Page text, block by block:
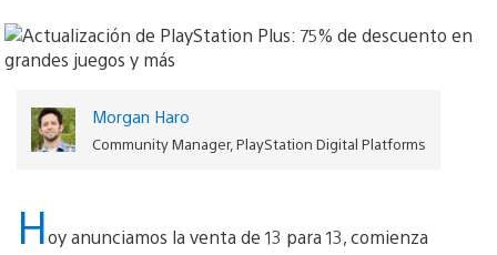
Morgan Haro
Community Manager, PlayStation Digital Platforms
Hoy anunciamos la venta de 13 para 13, comienza